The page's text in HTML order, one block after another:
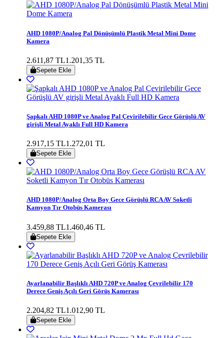
AHD 1080P/Analog Pal Dönüşümlü Plastik Metal Mini Dome
Kamera
2.611,87 TL1.201,35 TL
Sepete Ekle
Şapkalı AHD 1080P ve Analog Pal Çevirilebilir Gece Görüşlü AV
girişli Metal Ayaklı Full HD Kamera
2.917,15 TL1.272,01 TL
Sepete Ekle
AHD 1080P/Analog Orta Boy Gece Görüşlü RCA AV Soketli
Kamyon Tır Otobüs Kamerası
3.459,88 TL1.460,46 TL
Sepete Ekle
Ayarlanabilir Başlıklı AHD 720P ve Analog Çevrilebilir 170
Derece Geniş Açılı Geri Görüş Kamerası
2.204,82 TL1.012,90 TL
Sepete Ekle